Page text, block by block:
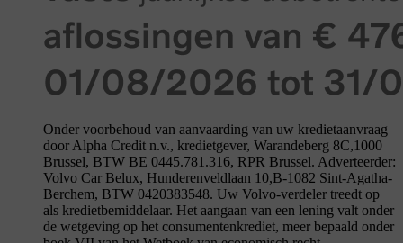
Onder voorbehoud van aanvaarding van uw kredietaanvraag
door Alpha Credit n.v., kredietgever, Warandeberg 8C,1000
Brussel, BTW BE 0445.781.316, RPR Brussel. Adverteerder:
Volvo Car Belux, Hunderenveldlaan 10,B-1082 Sint-Agatha-
Berchem, BTW 0420383548. Uw Volvo-verdeler treedt op
als kredietbemiddelaar. Het aangaan van een lening valt onder
de wetgeving op het consumentenkrediet, meer bepaald onder